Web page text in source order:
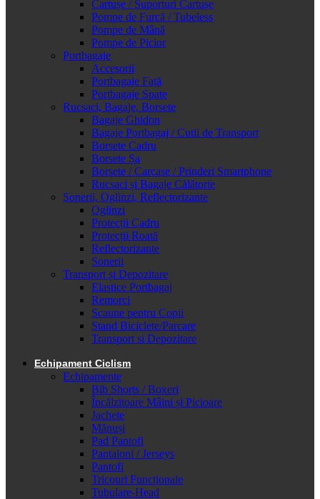
Cartușe / Suporturi Cartușe
Pompe de Furcă / Tubeless
Pompe de Mână
Pompe de Picior
Portbagaje
Accesorii
Portbagaje Față
Portbagaje Spate
Rucsaci, Bagaje, Borsete
Bagaje Ghidon
Bagaje Portbagaj / Cutii de Transport
Borsete Cadru
Borsete Șa
Borsete / Carcase / Prinderi Smartphone
Rucsaci și Bagaje Călătorie
Sonerii, Oglinzi, Reflectorizante
Oglinzi
Protecții Cadru
Protecții Roată
Reflectorizante
Sonerii
Transport și Depozitare
Elastice Portbagaj
Remorci
Scaune pentru Copii
Stand Biciclete/Parcare
Transport si Depozitare
Echipament Ciclism
Echipamente
Bib Shorts / Boxeri
Încălzitoare Mâini și Picioare
Jachete
Mănuși
Pad Pantofi
Pantaloni / Jerseys
Pantofi
Tricouri Funcționale
Tubulare-Head